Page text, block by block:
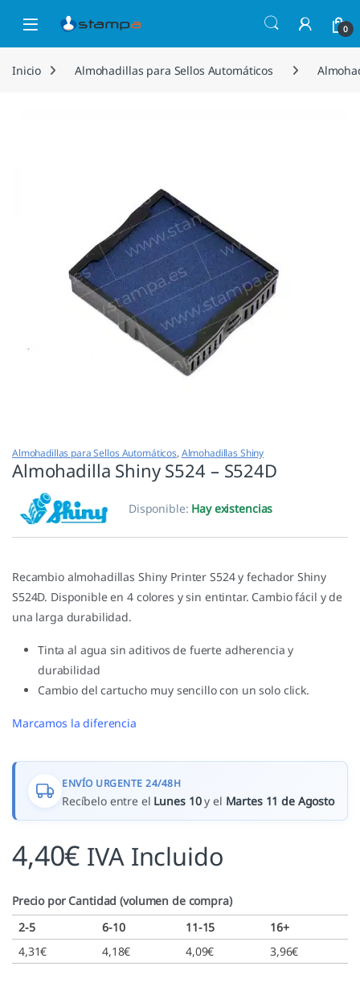
Open 0
Inicio Almohadillas para Sellos Automáticos
Almohadillas para Sellos Automáticos, Almohadillas Shiny
Almohadilla Shiny S524 – S524D
Disponible: Hay existencias
Recambio almohadillas Shiny Printer S524 y fechador Shiny
S524D. Disponible en 4 colores y sin entintar. Cambio fácil y de
una larga durabilidad.
Tinta al agua sin aditivos de fuerte adherencia y
durabilidad
Cambio del cartucho muy sencillo con un solo click.
Marcamos la diferencia
ENVÍO URGENTE 24/48H
Recíbelo entre el Lunes 10y el Martes 11 de Agosto
4,40€ IVA Incluido
Precio por Cantidad (volumen de compra)
2-5
6-10 11-15
16+
4,31€ 4,18€ 4,09€ 3,96€